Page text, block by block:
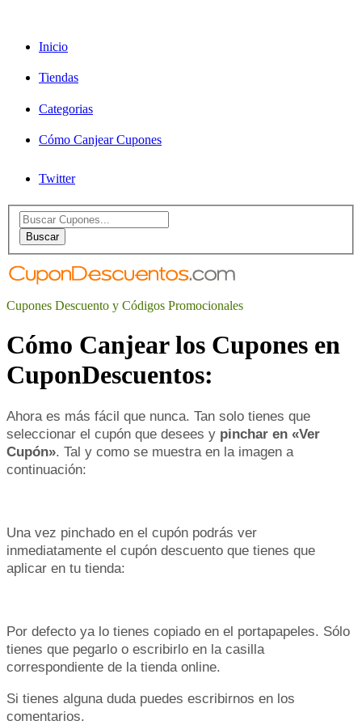
Inicio
Tiendas
Categorias
Cómo Canjear Cupones
Twitter
Search
for:Buscar
Cupones Descuento y Códigos Promocionales
Cómo Canjear los Cupones en
CuponDescuentos:
Ahora es más fácil que nunca. Tan solo tienes que
seleccionar el cupón que desees y pinchar en «Ver
Cupón». Tal y como se muestra en la imagen a
continuación:
Una vez pinchado en el cupón podrás ver
inmediatamente el cupón descuento que tienes que
aplicar en tu tienda:
Por defecto ya lo tienes copiado en el portapapeles. Sólo
tienes que pegarlo o escribirlo en la casilla
correspondiente de la tienda online.
Si tienes alguna duda puedes escribirnos en los
comentarios.